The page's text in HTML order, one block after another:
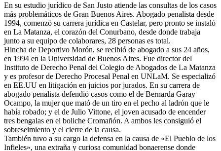
En su estudio jurídico de San Justo atiende las consultas de los casos
más problemáticos de Gran Buenos Aires. Abogado penalista desde
1994, comenzó su carrera jurídica en Castelar, pero pronto se instaló
en La Matanza, el corazón del Conurbano, desde donde trabaja
junto a su equipo de colaborares, 28 personas es total.
Hincha de Deportivo Morón, se recibió de abogado a sus 24 años,
en 1994 en la Universidad de Buenos Aires. Fue director del
Instituto de Derecho Penal del Colegio de Abogados de La Matanza
y es profesor de Derecho Procesal Penal en UNLaM. Se especializó
en EE.UU en litigación en juicios por jurados. En su carrera de
abogado penalista defendió casos como el de Bernarda Garay
Ocampo, la mujer que mató de un tiro en el pecho al ladrón que le
había robado; y el de Julio Vittone, el joven acusado de encender
tres bengalas en el boliche Cromañón. A ambos les consiguió el
sobreseimiento y el cierre de la causa.
También tuvo a su cargo la defensa en la causa de «El Pueblo de los
Infieles», una extraña y curiosa comunidad bonaerense donde